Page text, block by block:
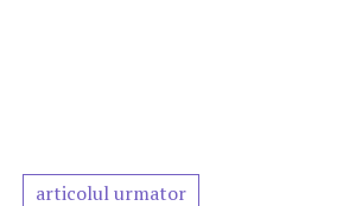
articolul urmator